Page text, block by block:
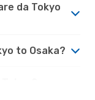
da Tokyo
to Osaka?